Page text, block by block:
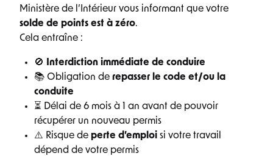
Ministère de l’Intérieur vous informant que votre
solde de points est à zéro.
Cela entraîne :
🚫
Interdiction immédiate de conduire
📚 Obligation de repasser le code et/ou la
conduite
⏳ Délai de 6 mois à 1 an avant de pouvoir
récupérer un nouveau permis
⚠️ Risque de perte d’emploi si votre travail
dépend de votre permis